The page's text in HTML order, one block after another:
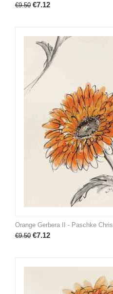
€9.50 €7.12
Orange Gerbera II - Paschke Chris
€9.50 €7.12